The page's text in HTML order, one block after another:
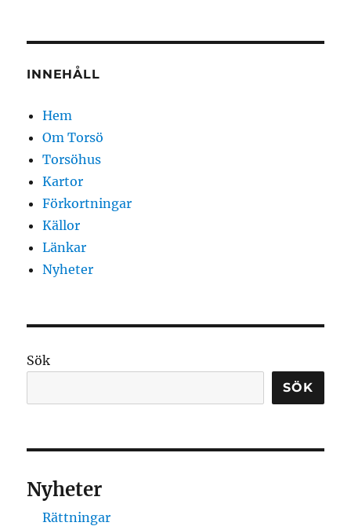
INNEHÅLL
Hem
Om Torsö
Torsöhus
Kartor
Förkortningar
Källor
Länkar
Nyheter
Sök
SÖK
Nyheter
Rättningar